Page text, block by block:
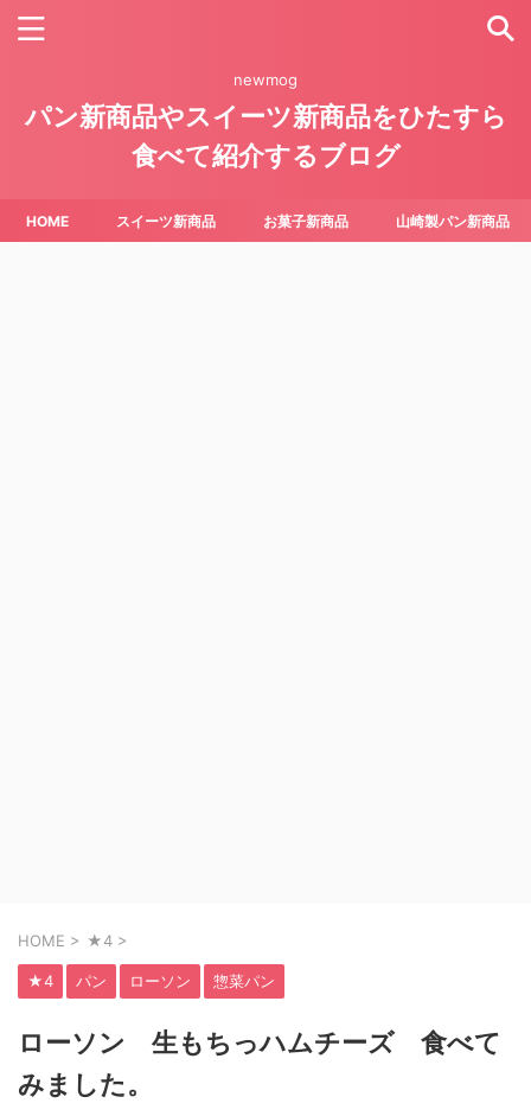
newmog
パン新商品やスイーツ新商品をひたすら
食べて紹介するブログ
HOME スイーツ新商品 お菓子新商品 山崎製パン新商品
HOME > ★4 >
★4 パン ローソン 惣菜パン
ローソン 生もちっハムチーズ 食べて
みました。